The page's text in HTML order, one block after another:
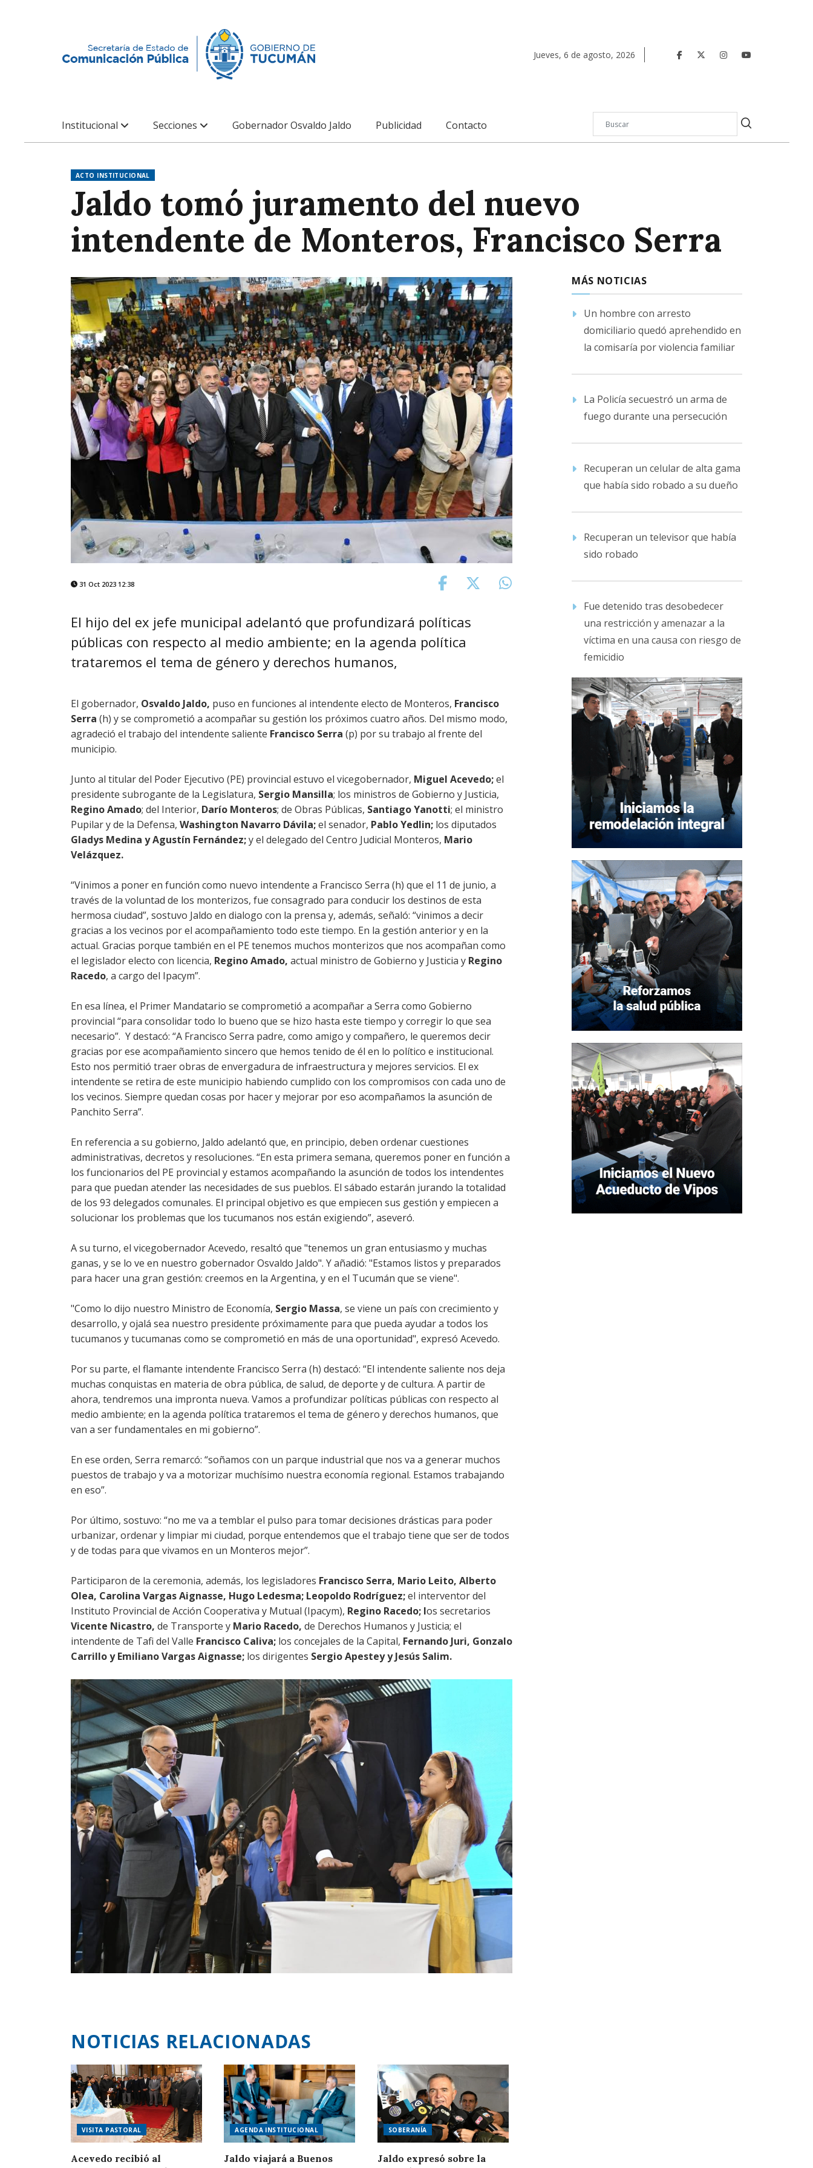
Jueves, 6 de agosto, 2026
Institucional Secciones Gobernador Osvaldo Jaldo Publicidad Contacto
ACTO INSTITUCIONAL
Jaldo tomó juramento del nuevo
intendente de Monteros, Francisco Serra
31 Oct 2023 12:38
El hijo del ex jefe municipal adelantó que profundizará políticas
públicas con respecto al medio ambiente; en la agenda política
trataremos el tema de género y derechos humanos,
El gobernador, Osvaldo Jaldo, puso en funciones al intendente electo de Monteros, Francisco
Serra (h) y se comprometió a acompañar su gestión los próximos cuatro años. Del mismo modo,
agradeció el trabajo del intendente saliente Francisco Serra (p) por su trabajo al frente del
municipio.
Junto al titular del Poder Ejecutivo (PE) provincial estuvo el vicegobernador, Miguel Acevedo;el
presidente subrogante de la Legislatura, Sergio Mansilla; los ministros de Gobierno y Justicia,
Regino Amado; del Interior, Darío Monteros; de Obras Públicas, Santiago Yanotti; el ministro
Pupilar y de la Defensa, Washington Navarro Dávila;el senador, Pablo Yedlin; los diputados
Gladys Medina y Agustín Fernández;y el delegado del Centro Judicial Monteros, Mario
Velázquez.
“Vinimos a poner en función como nuevo intendente a Francisco Serra (h) que el 11 de junio, a
través de la voluntad de los monterizos, fue consagrado para conducir los destinos de esta
hermosa ciudad”, sostuvo Jaldo en dialogo con la prensa y, además, señaló: “vinimos a decir
gracias a los vecinos por el acompañamiento todo este tiempo. En la gestión anterior y en la
actual. Gracias porque también en el PE tenemos muchos monterizos que nos acompañan como
el legislador electo con licencia, Regino Amado, actual ministro de Gobierno y Justicia y Regino
Racedo, a cargo del Ipacym”.
En esa línea, el Primer Mandatario se comprometió a acompañar a Serra como Gobierno
provincial “para consolidar todo lo bueno que se hizo hasta este tiempo y corregir lo que sea
necesario”. Y destacó: “A Francisco Serra padre, como amigo y compañero, le queremos decir
gracias por ese acompañamiento sincero que hemos tenido de él en lo político e institucional.
Esto nos permitió traer obras de envergadura de infraestructura y mejores servicios. El ex
intendente se retira de este municipio habiendo cumplido con los compromisos con cada uno de
los vecinos. Siempre quedan cosas por hacer y mejorar por eso acompañamos la asunción de
Panchito Serra”.
En referencia a su gobierno, Jaldo adelantó que, en principio, deben ordenar cuestiones
administrativas, decretos y resoluciones. “En esta primera semana, queremos poner en función a
los funcionarios del PE provincial y estamos acompañando la asunción de todos los intendentes
para que puedan atender las necesidades de sus pueblos. El sábado estarán jurando la totalidad
de los 93 delegados comunales. El principal objetivo es que empiecen sus gestión y empiecen a
solucionar los problemas que los tucumanos nos están exigiendo”, aseveró.
A su turno, el vicegobernador Acevedo, resaltó que "tenemos un gran entusiasmo y muchas
ganas, y se lo ve en nuestro gobernador Osvaldo Jaldo". Y añadió: "Estamos listos y preparados
para hacer una gran gestión: creemos en la Argentina, y en el Tucumán que se viene".
"Como lo dijo nuestro Ministro de Economía, Sergio Massa, se viene un país con crecimiento y
desarrollo, y ojalá sea nuestro presidente próximamente para que pueda ayudar a todos los
tucumanos y tucumanas como se comprometió en más de una oportunidad", expresó Acevedo.
Por su parte, el flamante intendente Francisco Serra (h) destacó: “El intendente saliente nos deja
muchas conquistas en materia de obra pública, de salud, de deporte y de cultura. A partir de
ahora, tendremos una impronta nueva. Vamos a profundizar políticas públicas con respecto al
medio ambiente; en la agenda política trataremos el tema de género y derechos humanos, que
van a ser fundamentales en mi gobierno”.
En ese orden, Serra remarcó: “soñamos con un parque industrial que nos va a generar muchos
puestos de trabajo y va a motorizar muchísimo nuestra economía regional. Estamos trabajando
en eso”.
Por último, sostuvo: “no me va a temblar el pulso para tomar decisiones drásticas para poder
urbanizar, ordenar y limpiar mi ciudad, porque entendemos que el trabajo tiene que ser de todos
y de todas para que vivamos en un Monteros mejor”.
Participaron de la ceremonia, además, los legisladores Francisco Serra, Mario Leito, Alberto
Olea, Carolina Vargas Aignasse, Hugo Ledesma; Leopoldo Rodríguez;el interventor del
Instituto Provincial de Acción Cooperativa y Mutual (Ipacym), Regino Racedo; los secretarios
Vicente Nicastro, de Transporte y Mario Racedo, de Derechos Humanos y Justicia; el
intendente de Tafi del Valle Francisco Caliva; los concejales de la Capital, Fernando Juri, Gonzalo
Carrillo y Emiliano Vargas Aignasse; los dirigentes Sergio Apestey y Jesús Salim.
NOTICIAS RELACIONADAS
VISITA PASTORAL
Acevedo recibió al
AGENDA INSTITUCIONAL
Jaldo viajará a Buenos
SOBERANÍA
Jaldo expresó sobre la
MÁS NOTICIAS
Un hombre con arresto
domiciliario quedó aprehendido en
la comisaría por violencia familiar
La Policía secuestró un arma de
fuego durante una persecución
Recuperan un celular de alta gama
que había sido robado a su dueño
Recuperan un televisor que había
sido robado
Fue detenido tras desobedecer
una restricción y amenazar a la
víctima en una causa con riesgo de
femicidio